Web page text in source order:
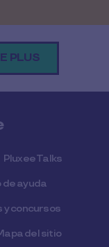
PLUS
Pluxee Talks
de ayuda
y concursos
del sitio